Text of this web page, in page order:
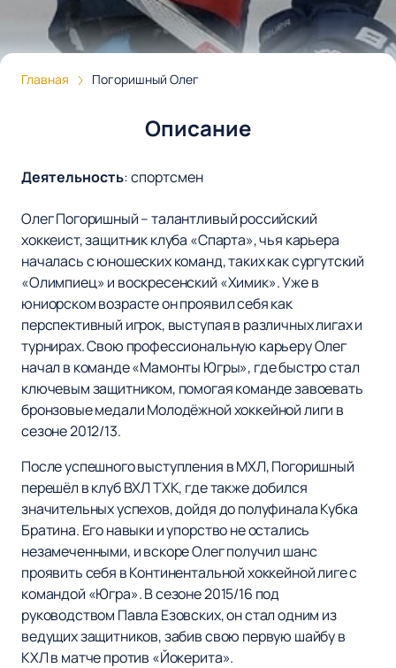
Главная Погоришный Олег
Описание
Деятельность:спортсмен
Олег Погоришный – талантливый российский
хоккеист, защитник клуба «Спарта», чья карьера
началась с юношеских команд, таких как сургутский
«Олимпиец» и воскресенский «Химик». Уже в
юниорском возрасте он проявил себя как
перспективный игрок, выступая в различных лигах и
турнирах. Свою профессиональную карьеру Олег
начал в команде «Мамонты Югры», где быстро стал
ключевым защитником, помогая команде завоевать
бронзовые медали Молодёжной хоккейной лиги в
сезоне 2012/13.
После успешного выступления в МХЛ, Погоришный
перешёл в клуб ВХЛ ТХК, где также добился
значительных успехов, дойдя до полуфинала Кубка
Братина. Его навыки и упорство не остались
незамеченными, и вскоре Олег получил шанс
проявить себя в Континентальной хоккейной лиге с
командой «Югра». В сезоне 2015/16 под
руководством Павла Езовских, он стал одним из
ведущих защитников, забив свою первую шайбу в
КХЛ в матче против «Йокерита».